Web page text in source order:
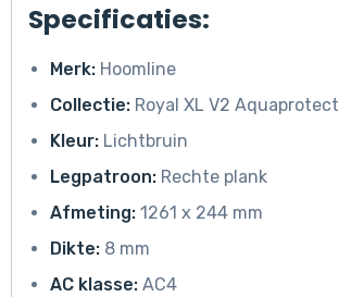
Specificaties:
Merk: Hoomline
Collectie: Royal XL V2 Aquaprotect
Kleur: Lichtbruin
Legpatroon: Rechte plank
Afmeting: 1261 x 244 mm
Dikte: 8 mm
AC klasse: AC4